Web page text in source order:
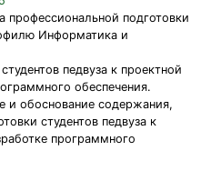
профессиональной подготовки
Информатика и
педвуза к проектной
обеспечения.
и обоснование содержания,
студентов педвуза к
программного